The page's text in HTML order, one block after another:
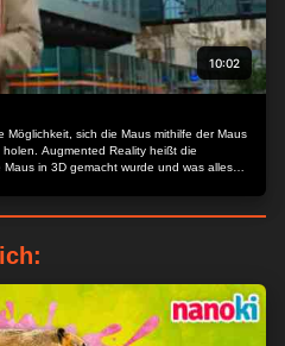
10:02
sich die Maus mithilfe der Maus
Augmented Reality heißt die
in 3D gemacht wurde und was alles